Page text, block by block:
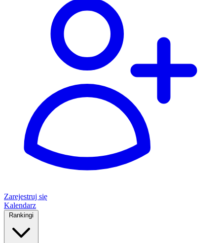
Zarejestruj się
Kalendarz
Rankingi